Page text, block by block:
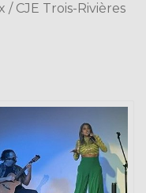
CJE Trois-Rivières